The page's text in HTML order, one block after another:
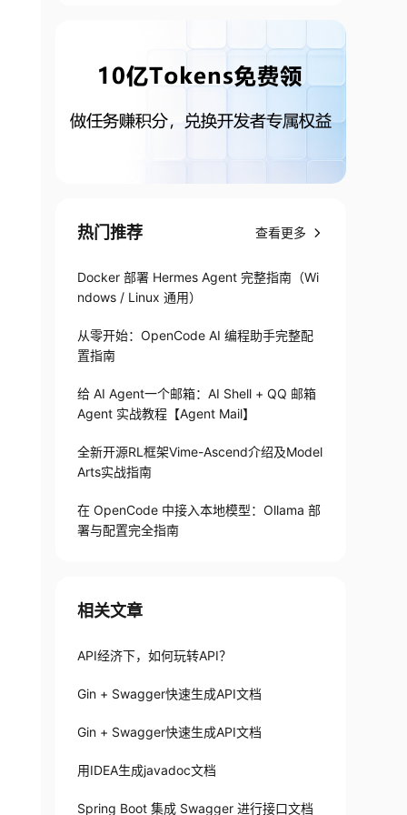
热门推荐 查看更多
Docker 部署 Hermes Agent 完整指南（Wi
ndows / Linux 通用）
从零开始：OpenCode AI 编程助手完整配
置指南
给 AI Agent一个邮箱：AI Shell + QQ 邮箱
Agent 实战教程【Agent Mail】
全新开源RL框架Vime-Ascend介绍及Model
Arts实战指南
在 OpenCode 中接入本地模型：Ollama 部
署与配置完全指南
相关文章
API经济下，如何玩转API？
Gin + Swagger快速生成API文档
Gin + Swagger快速生成API文档
用IDEA生成javadoc文档
Spring Boot 集成 Swagger 进行接口文档